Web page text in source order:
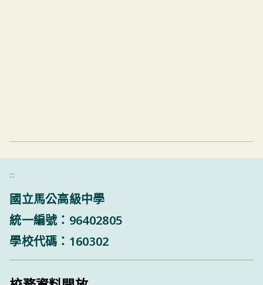
:::
國立馬公高級中學
統一編號：96402805
學校代碼：160302